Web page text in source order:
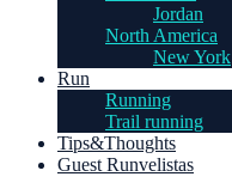
Jordan
North America
New York
Run
Running
Trail running
Tips&Thoughts
Guest Runvelistas